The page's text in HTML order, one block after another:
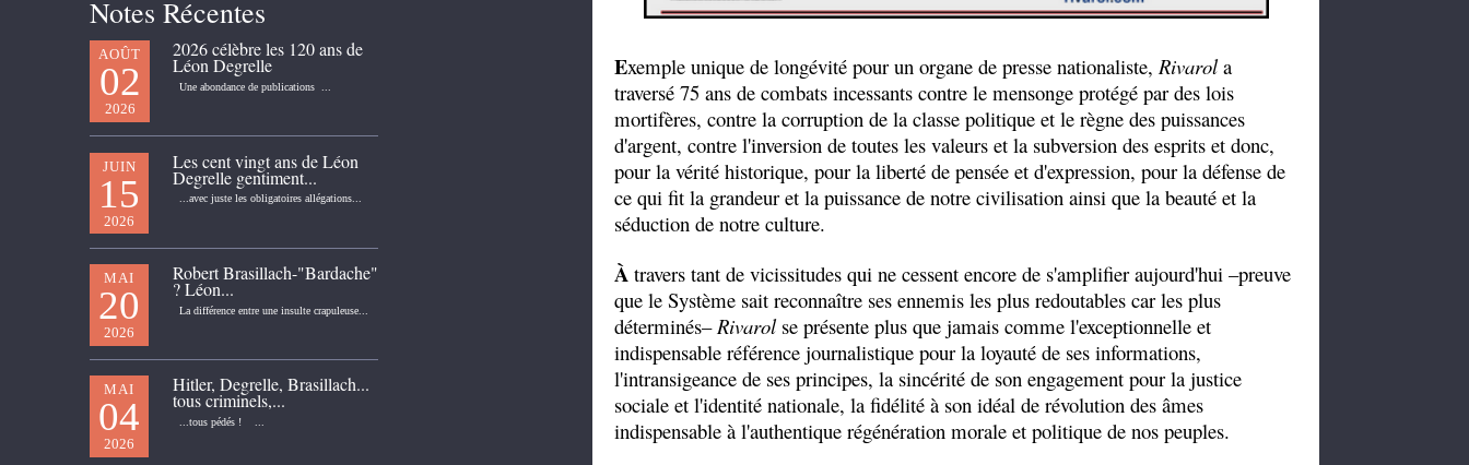
Notes Récentes
AOÛT
02
2026
2026 célèbre les 120 ans de
Léon Degrelle
Une abondance de publications ...
JUIN
15
2026
Les cent vingt ans de Léon
Degrelle gentiment...
...avec juste les obligatoires allégations...
MAI
20
2026
Robert Brasillach-"Bardache"
? Léon...
La différence entre une insulte crapuleuse...
MAI
04
2026
Hitler, Degrelle, Brasillach...
tous criminels,...
...tous pédés ! ...
Exemple unique de longévité pour un organe de presse nationaliste,Rivarola
traversé 75 ans de combats incessants contre le mensonge protégé par des lois
mortifères, contre la corruption de la classe politique et le règne des puissances
d'argent, contre l'inversion de toutes les valeurs et la subversion des esprits et donc,
pour la vérité historique, pour la liberté de pensée et d'expression, pour la défense de
ce qui fit la grandeur et la puissance de notre civilisation ainsi que la beauté et la
séduction de notre culture.
À travers tant de vicissitudes qui ne cessent encore de s'amplifier aujourd'hui –preuve
que le Système sait reconnaître ses ennemis les plus redoutables car les plus
déterminés–Rivarolse présente plus que jamais comme l'exceptionnelle et
indispensable référence journalistique pour la loyauté de ses informations,
l'intransigeance de ses principes, la sincérité de son engagement pour la justice
sociale et l'identité nationale, la fidélité à son idéal de révolution des âmes
indispensable à l'authentique régénération morale et politique de nos peuples.